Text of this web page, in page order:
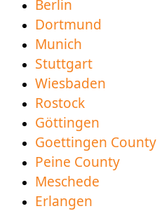
Berlin
Dortmund
Munich
Stuttgart
Wiesbaden
Rostock
Göttingen
Goettingen County
Peine County
Meschede
Erlangen